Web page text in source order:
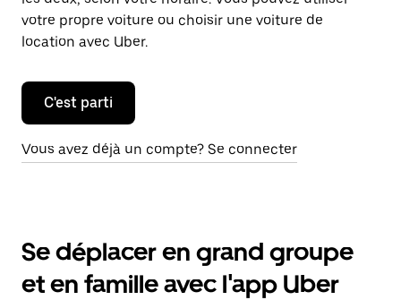
votre propre voiture ou choisir une voiture de
location avec Uber.
C'est parti
Vous avez déjà un compte? Se connecter
Se déplacer en grand groupe
et en famille avec l'app Uber